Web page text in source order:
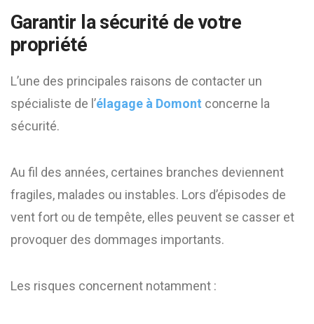
Garantir la sécurité de votre
propriété
L’une des principales raisons de contacter un
spécialiste de l’élagage à Domont concerne la
sécurité.
Au fil des années, certaines branches deviennent
fragiles, malades ou instables. Lors d’épisodes de
vent fort ou de tempête, elles peuvent se casser et
provoquer des dommages importants.
Les risques concernent notamment :